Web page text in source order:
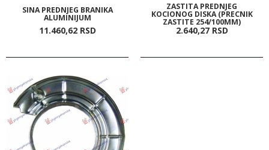
SINA PREDNJEG BRANIKA
ALUMINIJUM
11.460,62 RSD
ZASTITA PREDNJEG
KOCIONOG DISKA (PRECNIK
ZASTITE 254/100MM)
2.640,27 RSD